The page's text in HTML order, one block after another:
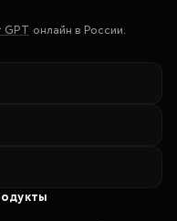
GPT онлайн в России.